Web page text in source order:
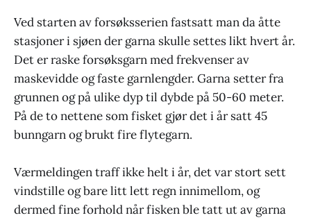
Ved starten av forsøksserien fastsatt man da åtte
stasjoner i sjøen der garna skulle settes likt hvert år.
Det er raske forsøksgarn med frekvenser av
maskevidde og faste garnlengder. Garna setter fra
grunnen og på ulike dyp til dybde på 50-60 meter.
På de to nettene som fisket gjør det i år satt 45
bunngarn og brukt fire flytegarn.
Værmeldingen traff ikke helt i år, det var stort sett
vindstille og bare litt lett regn innimellom, og
dermed fine forhold når fisken ble tatt ut av garna